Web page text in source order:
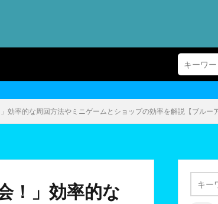
効率的な周回方法やミニゲームとショップの効率を解説【ブルー
！」効率的な